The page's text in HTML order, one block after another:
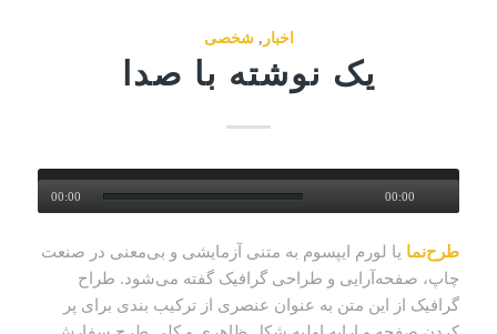
اخبار ,شخصی
یک نوشته با صدا
00:00
00:00
طرح‌نما یا لورم ایپسوم به متنی آزمایشی و بی‌معنی در صنعت
چاپ، صفحه‌آرایی و طراحی گرافیک گفته می‌شود. طراح
گرافیک از این متن به عنوان عنصری از ترکیب بندی برای پر